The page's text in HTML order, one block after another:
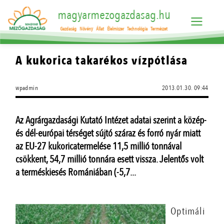
magyarmezogazdasag.hu
Gazdaság Növény Állat Élelmiszer Technológia Természet
A kukorica takarékos vízpótlása
wpadmin 2013.01.30. 09:44
Az Agrárgazdasági Kutató Intézet adatai szerint a közép-
és dél-európai térséget sújtó száraz és forró nyár miatt
az EU-27 kukoricatermelése 11,5 millió tonnával
csökkent, 54,7 millió tonnára esett vissza. Jelentős volt
a terméskiesés Romániában (-5,7...
Optimáli